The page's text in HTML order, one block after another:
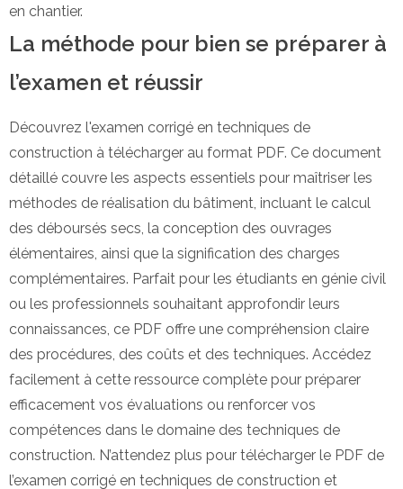
en chantier.
La méthode pour bien se préparer à
l’examen et réussir
Découvrez l'examen corrigé en techniques de
construction à télécharger au format PDF. Ce document
détaillé couvre les aspects essentiels pour maîtriser les
méthodes de réalisation du bâtiment, incluant le calcul
des déboursés secs, la conception des ouvrages
élémentaires, ainsi que la signification des charges
complémentaires. Parfait pour les étudiants en génie civil
ou les professionnels souhaitant approfondir leurs
connaissances, ce PDF offre une compréhension claire
des procédures, des coûts et des techniques. Accédez
facilement à cette ressource complète pour préparer
efficacement vos évaluations ou renforcer vos
compétences dans le domaine des techniques de
construction. N’attendez plus pour télécharger le PDF de
l’examen corrigé en techniques de construction et